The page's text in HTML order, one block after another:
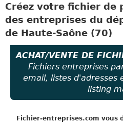
Créez votre fichier de
des entreprises du
de Haute-Saône (70)
ACHAT/VENTE DE
Fichiers entreprises
email, listes d'adresses
listing
Fichier-entreprises.com vous